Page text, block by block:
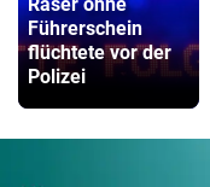
Führerschein
flüchtete vor der
Polizei